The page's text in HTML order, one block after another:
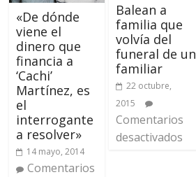
«De dónde
viene el
dinero que
financia a
‘Cachi’
Martínez, es
el
interrogante
a resolver»
14 mayo, 2014
Comentarios
Balean a
familia que
volvía del
funeral de un
familiar
22 octubre,
2015
Comentarios
desactivados